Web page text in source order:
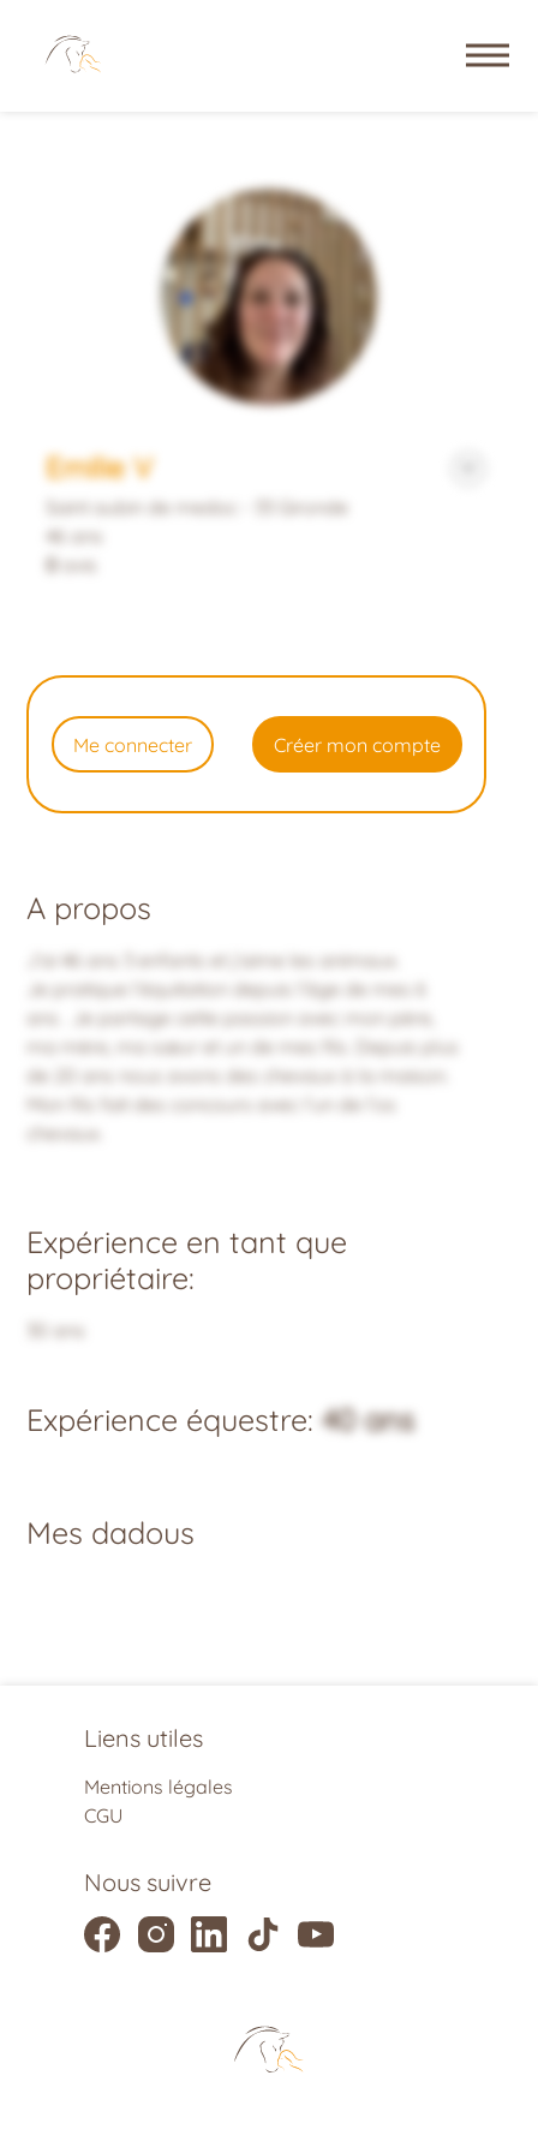
Emilie V
Saint aubin de medoc - 33 Gironde
46 ans
0 avis
Me connecter Créer mon compte
A propos
J’ai 46 ans 3 enfants et j’aime les animaux.
Je pratique l’équitation depuis l’âge de mes 6
ans . Je partage cette passion avec mon père,
ma mère, ma sœur et un de mes fils. Depuis plus
de 20 ans nous avons des chevaux à la maison.
Mon fils fait des concours avec l’un de l’os
chevaux.
Expérience en tant que
propriétaire:
30 ans
Expérience équestre:40 ans
Mes dadous
Liens utiles
Mentions légales
CGU
Nous suivre